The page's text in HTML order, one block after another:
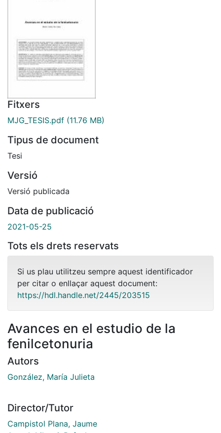
Fitxers
MJG_TESIS.pdf (11.76 MB)
Tipus de document
Tesi
Versió
Versió publicada
Data de publicació
2021-05-25
Tots els drets reservats
Si us plau utilitzeu sempre aquest identificador
per citar o enllaçar aquest document:
https://hdl.handle.net/2445/203515
Avances en el estudio de la
fenilcetonuria
Autors
González, María Julieta
Director/Tutor
Campistol Plana, Jaume